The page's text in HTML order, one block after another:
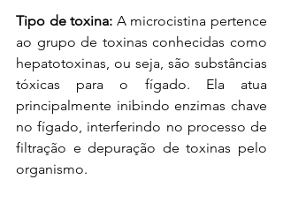
Tipo de toxina: A microcistina pertence
ao grupo de toxinas conhecidas como
hepatotoxinas, ou seja, são substâncias
tóxicas para o fígado. Ela atua
principalmente inibindo enzimas chave
no fígado, interferindo no processo de
filtração e depuração de toxinas pelo
organismo.